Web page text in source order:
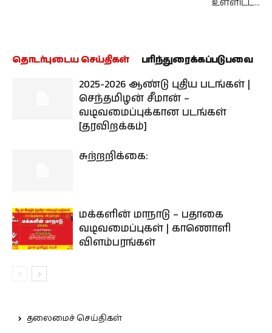
உள்ளிட்ட…
தொடர்புடைய செய்திகள் பரிந்துரைக்கப்படுபவை
2025-2026 ஆண்டு புதிய படங்கள் |
செந்தமிழன் சீமான் –
வடிவமைப்புக்கான படங்கள்
[தரவிறக்கம்]
சுற்றறிக்கை:
மக்களின் மாநாடு – பதாகை
வடிவமைப்புகள் | காணொளி
விளம்பரங்கள்
தலைமைச் செய்திகள்